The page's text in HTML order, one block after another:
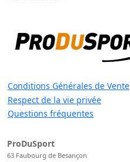
Conditions Générales de Vente
Respect de la vie privée
Questions fréquentes
ProDuSport
63 Faubourg de Besançon